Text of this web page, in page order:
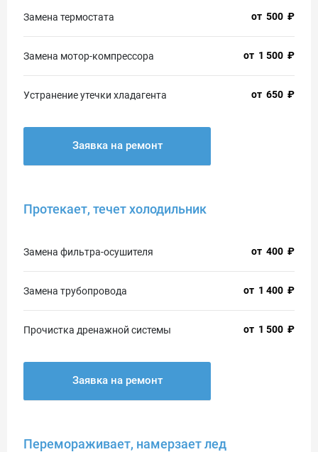
Замена термостата от 500 ₽
Замена мотор-компрессора от 1 500 ₽
Устранение утечки хладагента от 650 ₽
Заявка на ремонт
Протекает, течет холодильник
Замена фильтра-осушителя от 400 ₽
Замена трубопровода от 1 400 ₽
Прочистка дренажной системы от 1 500 ₽
Заявка на ремонт
Перемораживает, намерзает лед